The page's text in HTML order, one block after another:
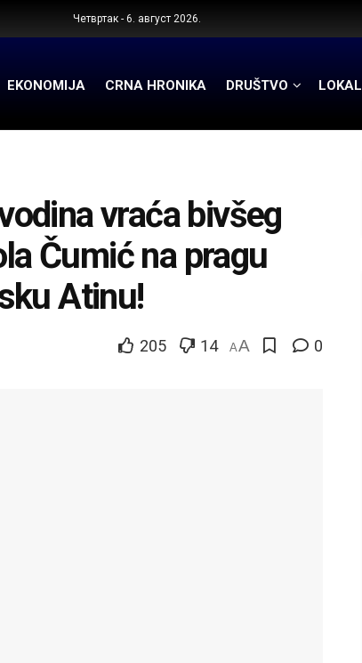
Четвртак - 6. август 2026.
EKONOMIJA CRNA HRONIKA DRUŠTVO LOKAL
vraća bivšeg
Čumić na pragu
Atinu!
205 14 AA 0